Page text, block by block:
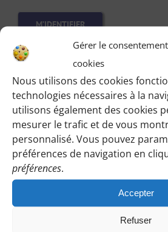
Gérer le
cookies
Nous utilisons des cookies
technologies nécessaires à la
utilisons également des cookies
mesurer le trafic et de vous
personnalisé. Vous pouvez
préférences de navigation en
préférences.
Accepter
Refuser
M’IDENTIFIER
Vous pouvez participer
randonnées d’essai sans
:
Cliquez sur le bouton ci-dessous et
choix en laissant vos coordonnées
vous répondre en vous précisant